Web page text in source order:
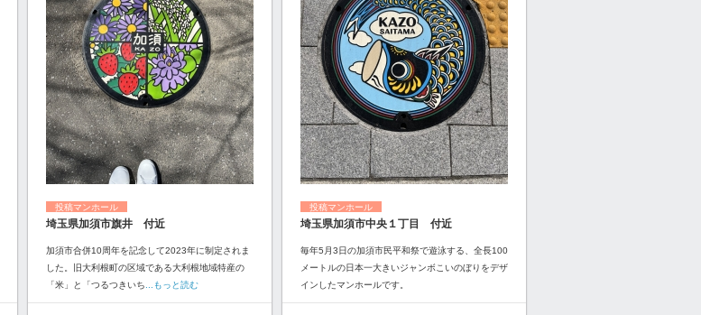
投稿マンホール
埼玉県加須市旗井 付近
加須市合併10周年を記念して2023年に制定されま
した。旧大利根町の区域である大利根地域特産の
「米」と「つるつきいち ...もっと読む
投稿マンホール
埼玉県加須市中央１丁目 付近
毎年5月3日の加須市民平和祭で遊泳する、全長100
メートルの日本一大きいジャンボこいのぼりをデザ
インしたマンホールです。